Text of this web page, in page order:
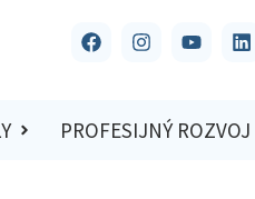
PROFESIJNÝ ROZVOJ